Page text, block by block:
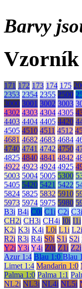
Barvy
Vzorník
171 172 173 174 175
2353 2354 2355 2500
3000 3001 3002 3003
4302 4303 4304 4305
4403 4404 4405 4420
4505 4510 4511 4512
4681 4682 4683 4684
4740 4741 4742 4750
4825 4840 4841 4842
4922 4923 4924 4925
5003 5004 5005 5300
5405 5420 5421 5422
5824 5825 5832 5910
5973 5974 5975 5980
B3i B4i C0i C1i C2i C3i
CH2i CH3i CH4i I0i I1i
K2i K3i K4i L0i L1i L2i
R2i R3i R4i S0i S1i S2i
Y2i Y3i Y4i Z0i Z1i Z2i
Azur 1:4 Blau 1:0 Blau
Limet 1:4 Mandarin 1:0
Palma 1:0 Palma 1:1
NL2i NL3i NL4i NL5i